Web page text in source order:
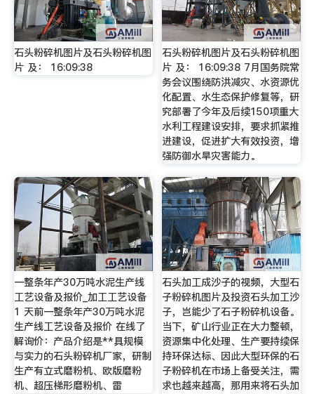
石头粉碎机图片及石头粉碎机图
片 及： 16:09:38
石头粉碎机图片及石头粉碎机图
片 及： 16:09:38 7月国务院常
务会议围绕防洪减灾、水资源优
化配置、水生态保护修复等，研
究部署了今年及后续150项重大
水利工程建设安排，要求抓紧推
进建设，促进扩大有效投资，增
强防御水旱灾害能力。
一整条年产30万吨水泥生产线
工艺设备及报价_加工工艺设备
1 天前一整条年产30万吨水泥
生产线工艺设备及报价 在线了
解询价：产品介绍是**具规模
与实力的石头粉碎机厂家，研制
生产有立式磨粉机、欧版磨粉
机、超压梯形磨粉机、雷
石头加工成沙子的视频，大型石
子粉碎机图片及投资石头加工沙
子，岂能少了石子粉碎机设备。
当下，矿山行业正在大力整顿，
资源集中化处理、生产要持续保
持环保达标、因此大型环保的石
子粉碎机在市场上备受关注，需
求也越来越高，那用来将石头加